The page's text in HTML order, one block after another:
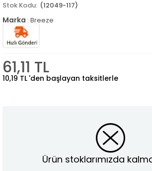
(12049-117)
Marka : Breeze
61,11 TL
10,19 TL 'den başlayan taksitlerle
Ürün stoklarımızda